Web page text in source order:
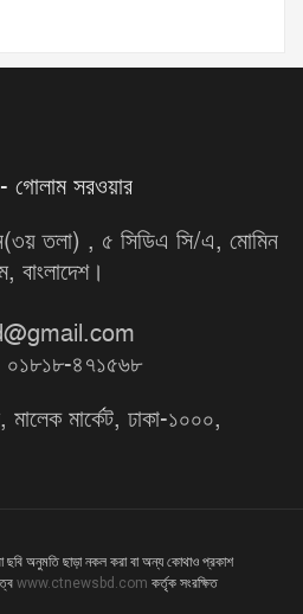
গোলাম সরওয়ার
তলা) , ৫ সিডিএ সি/এ, মোমিন
বাংলাদেশ।
০১৮১৮-৪৭১৫৬৮
মার্কেট, ঢাকা-১০০০,
অনুমতি ছাড়া নকল করা বা অন্য কোথাও প্রকাশ
www.ctnewsbd.com কর্তৃক সংরক্ষিত